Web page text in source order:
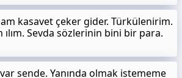
kasavet çeker gider. Türkülenirim.
ılım. Sevda sözlerinin bini bir para.
sende. Yanında olmak istememe